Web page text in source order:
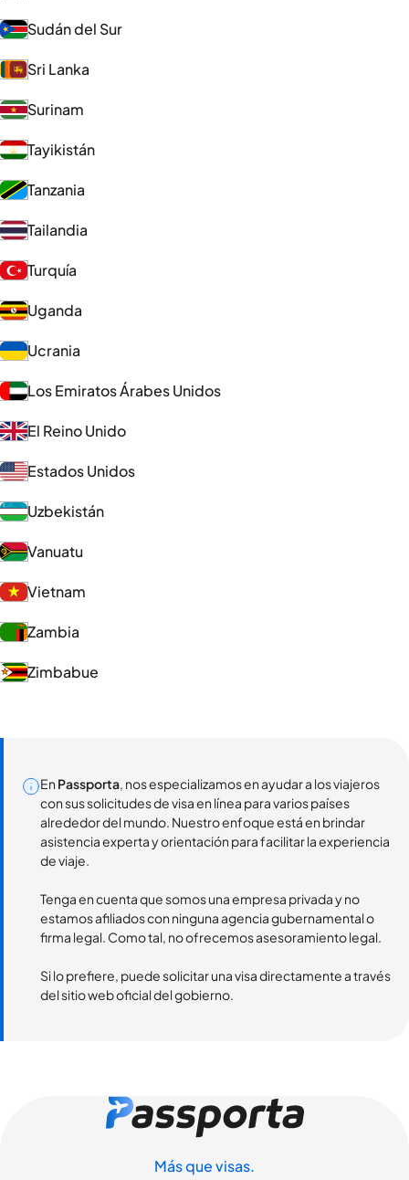
Sudán del Sur
Sri Lanka
Surinam
Tayikistán
Tanzania
Tailandia
Turquía
Uganda
Ucrania
Los Emiratos Árabes Unidos
El Reino Unido
Estados Unidos
Uzbekistán
Vanuatu
Vietnam
Zambia
Zimbabue
En Passporta, nos especializamos en ayudar a los viajeros
con sus solicitudes de visa en línea para varios países
alrededor del mundo. Nuestro enfoque está en brindar
asistencia experta y orientación para facilitar la experiencia
de viaje.
Tenga en cuenta que somos una empresa privada y no
estamos afiliados con ninguna agencia gubernamental o
firma legal. Como tal, no ofrecemos asesoramiento legal.
Si lo prefiere, puede solicitar una visa directamente a través
del sitio web oficial del gobierno.
Más que visas.